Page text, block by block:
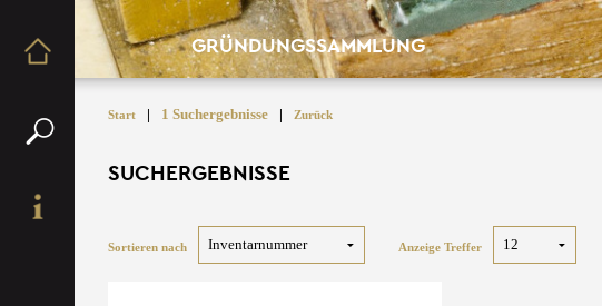
GRÜNDUNGSSAMMLUNG
Start | 1 Suchergebnisse | Zurück
SUCHERGEBNISSE
Sortieren nach Anzeige Treffer